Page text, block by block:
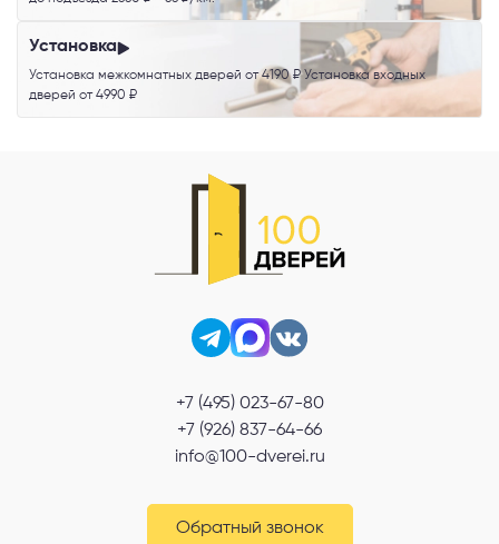
Установка
Установка межкомнатных дверей от 4190 ₽ Установка входных
дверей от 4990 ₽
+7 (495) 023-67-80
+7 (926) 837-64-66
info@100-dverei.ru
Обратный звонок